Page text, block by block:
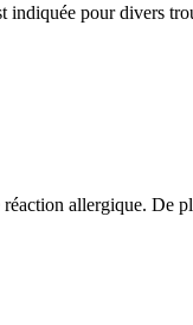
indiquée pour divers
allergique. De